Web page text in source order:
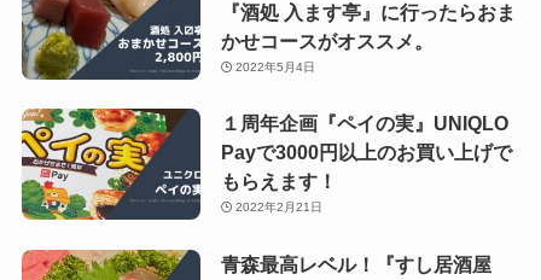
『酒処 入ます亭』に行ったらおま
かせコースがオススメ。
2022年5月4日
１周年企画『ペイの実』UNIQLO
Payで3000円以上のお買い上げで
もらえます！
2022年2月21日
青森最高レベル！『すし居酒屋